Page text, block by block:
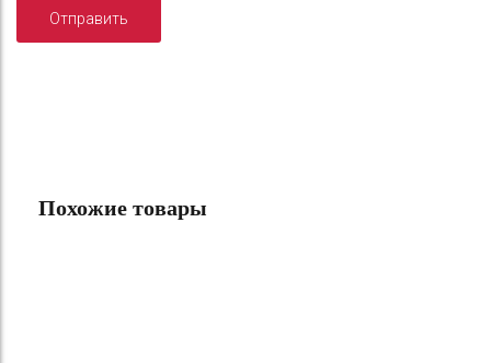
Похожие товары